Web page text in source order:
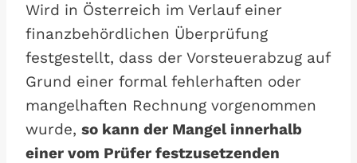
Wird in Österreich im Verlauf einer
finanzbehördlichen Überprüfung
festgestellt, dass der Vorsteuerabzug auf
Grund einer formal fehlerhaften oder
mangelhaften Rechnung vorgenommen
wurde, so kann der Mangel innerhalb
einer vom Prüfer festzusetzenden